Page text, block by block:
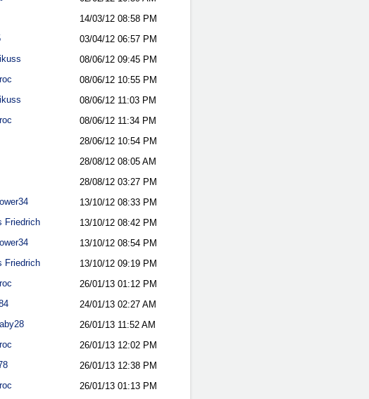
14/03/12 08:58 PM
03/04/12 06:57 PM
08/06/12 09:45 PM
08/06/12 10:55 PM
08/06/12 11:03 PM
08/06/12 11:34 PM
28/06/12 10:54 PM
28/08/12 08:05 AM
28/08/12 03:27 PM
13/10/12 08:33 PM
Friedrich 13/10/12 08:42 PM
13/10/12 08:54 PM
Friedrich 13/10/12 09:19 PM
26/01/13 01:12 PM
24/01/13 02:27 AM
26/01/13 11:52 AM
26/01/13 12:02 PM
26/01/13 12:38 PM
26/01/13 01:13 PM